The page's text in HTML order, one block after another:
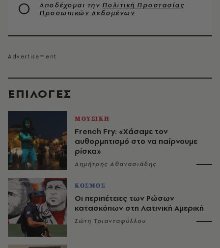
EΠΙΛΟΓΈΣ
ΜΟΥΣΙΚΗ
French Fry: «Χάσαμε τον
αυθορμητισμό στο να παίρνουμε
ρίσκα»
Δημήτρης Αθανασιάδης
ΚΟΣΜΟΣ
Οι περιπέτειες των Ρώσων
κατασκόπων στη Λατινική Αμερική
Σώτη Τριανταφύλλου
Αποδέχομαι την Πολιτική Προστασίας
Προσωπικών Δεδομένων